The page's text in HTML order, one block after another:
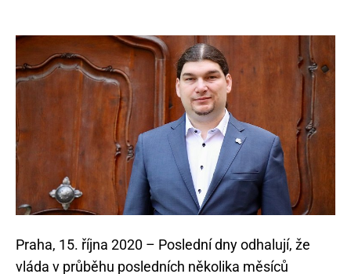
Praha, 15. října 2020 – Poslední dny odhalují, že
vláda v průběhu posledních několika měsíců